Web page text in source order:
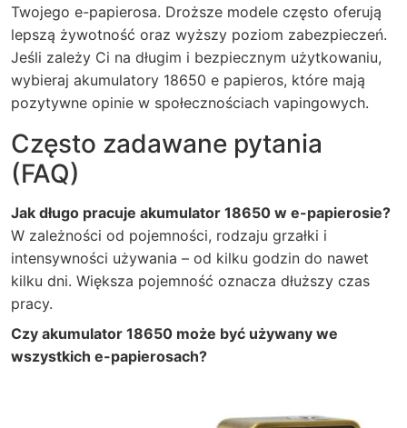
Twojego e-papierosa. Droższe modele często oferują
lepszą żywotność oraz wyższy poziom zabezpieczeń.
Jeśli zależy Ci na długim i bezpiecznym użytkowaniu,
wybieraj akumulatory 18650 e papieros, które mają
pozytywne opinie w społecznościach vapingowych.
Często zadawane pytania
(FAQ)
Jak długo pracuje akumulator 18650 w e-papierosie?
W zależności od pojemności, rodzaju grzałki i
intensywności używania – od kilku godzin do nawet
kilku dni. Większa pojemność oznacza dłuższy czas
pracy.
Czy akumulator 18650 może być używany we
wszystkich e-papierosach?